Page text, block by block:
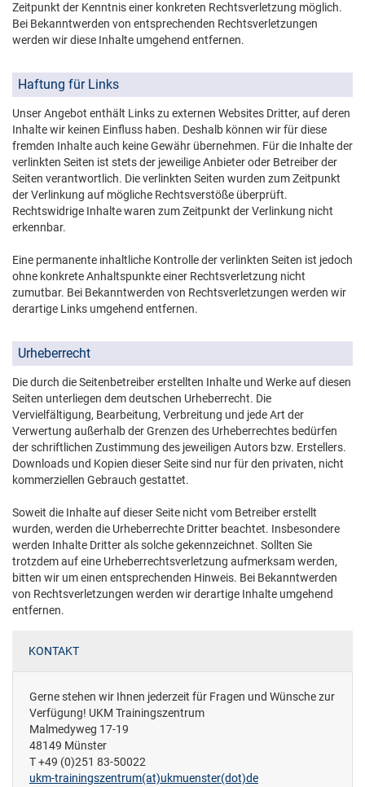
Zeitpunkt der Kenntnis einer konkreten Rechtsverletzung möglich.
Bei Bekanntwerden von entsprechenden Rechtsverletzungen
werden wir diese Inhalte umgehend entfernen.
Haftung für Links
Unser Angebot enthält Links zu externen Websites Dritter, auf deren
Inhalte wir keinen Einfluss haben. Deshalb können wir für diese
fremden Inhalte auch keine Gewähr übernehmen. Für die Inhalte der
verlinkten Seiten ist stets der jeweilige Anbieter oder Betreiber der
Seiten verantwortlich. Die verlinkten Seiten wurden zum Zeitpunkt
der Verlinkung auf mögliche Rechtsverstöße überprüft.
Rechtswidrige Inhalte waren zum Zeitpunkt der Verlinkung nicht
erkennbar.
Eine permanente inhaltliche Kontrolle der verlinkten Seiten ist jedoch
ohne konkrete Anhaltspunkte einer Rechtsverletzung nicht
zumutbar. Bei Bekanntwerden von Rechtsverletzungen werden wir
derartige Links umgehend entfernen.
Urheberrecht
Die durch die Seitenbetreiber erstellten Inhalte und Werke auf diesen
Seiten unterliegen dem deutschen Urheberrecht. Die
Vervielfältigung, Bearbeitung, Verbreitung und jede Art der
Verwertung außerhalb der Grenzen des Urheberrechtes bedürfen
der schriftlichen Zustimmung des jeweiligen Autors bzw. Erstellers.
Downloads und Kopien dieser Seite sind nur für den privaten, nicht
kommerziellen Gebrauch gestattet.
Soweit die Inhalte auf dieser Seite nicht vom Betreiber erstellt
wurden, werden die Urheberrechte Dritter beachtet. Insbesondere
werden Inhalte Dritter als solche gekennzeichnet. Sollten Sie
trotzdem auf eine Urheberrechtsverletzung aufmerksam werden,
bitten wir um einen entsprechenden Hinweis. Bei Bekanntwerden
von Rechtsverletzungen werden wir derartige Inhalte umgehend
entfernen.
KONTAKT
Gerne stehen wir Ihnen jederzeit für Fragen und Wünsche zur
Verfügung! UKM Trainingszentrum
Malmedyweg 17-19
48149 Münster
T +49 (0)251 83-50022
ukm-trainingszentrum(at)­ukmuenster(dot)­de